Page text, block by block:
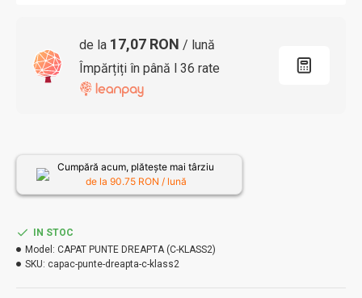
de la 17,07 RON / lună
Împărțiți în până l 36 rate
IN STOC
Model: CAPAT PUNTE DREAPTA (C-KLASS2)
SKU: capac-punte-dreapta-c-klass2
Cumpără acum, plătește mai târziu
de la 90.75RON / lună